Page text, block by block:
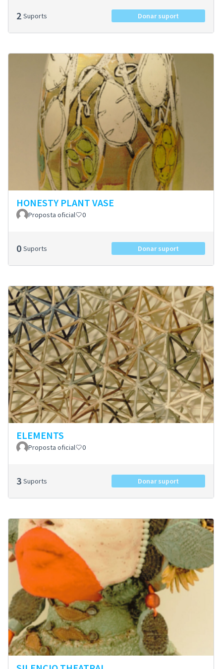
2 Suports Donar suport
HONESTY PLANT VASE
Proposta oficial 0
0 Suports Donar suport
ELEMENTS
Proposta oficial 0
3 Suports Donar suport